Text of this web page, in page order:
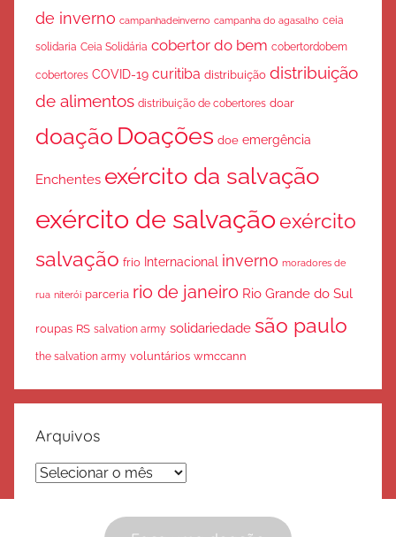
de inverno campanhadeinverno campanha do agasalho ceia
solidaria Ceia Solidária cobertor do bem cobertordobem
cobertores COVID-19 curitiba distribuição distribuição
de alimentos distribuição de cobertores doar
doação Doações doe emergência
Enchentes exército da salvação
exército de salvaçãoexército
salvação frio Internacional inverno moradores de
rua niterói parceria rio de janeiro Rio Grande do Sul
roupas RS salvation army solidariedade são paulo
the salvation army voluntários wmccann
Arquivos
Arquivos